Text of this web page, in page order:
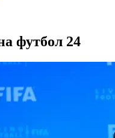
футбол 24